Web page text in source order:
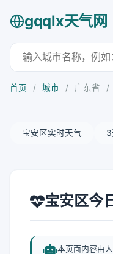
gqqlx天气网
首页 / 城市 / 广东省 /
宝安区实时天气
宝安区今
本页面内容由